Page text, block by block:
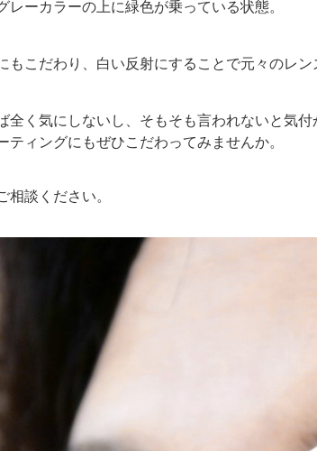
レーカラーの上に緑色が乗っている状態。
もこだわり、白い反射にすることで元々のレン
全く気にしないし、そもそも言われないと気
ティングにもぜひこだわってみませんか。
相談ください。